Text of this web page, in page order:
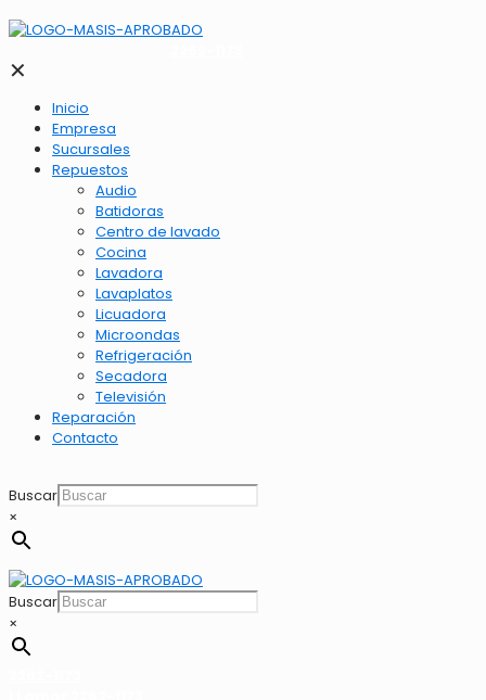
✕
Inicio
Empresa
Sucursales
Repuestos
Audio
Batidoras
Centro de lavado
Cocina
Lavadora
Lavaplatos
Licuadora
Microondas
Refrigeración
Secadora
Televisión
Reparación
Contacto
Buscar
×
Buscar
×